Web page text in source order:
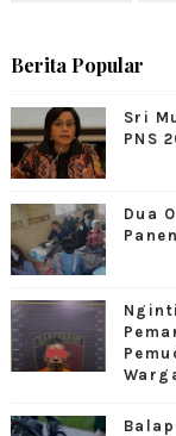
Berita Popular
Sri
PNS
Dua